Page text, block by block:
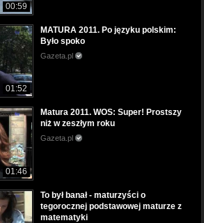
00:59
01:52
MATURA 2011. Po języku polskim:
Było spoko
Gazeta.pl
01:46
Matura 2011. WOS: Super! Prostszy
niż w zeszłym roku
Gazeta.pl
To był banał - maturzyści o
tegorocznej podstawowej maturze z
matematyki